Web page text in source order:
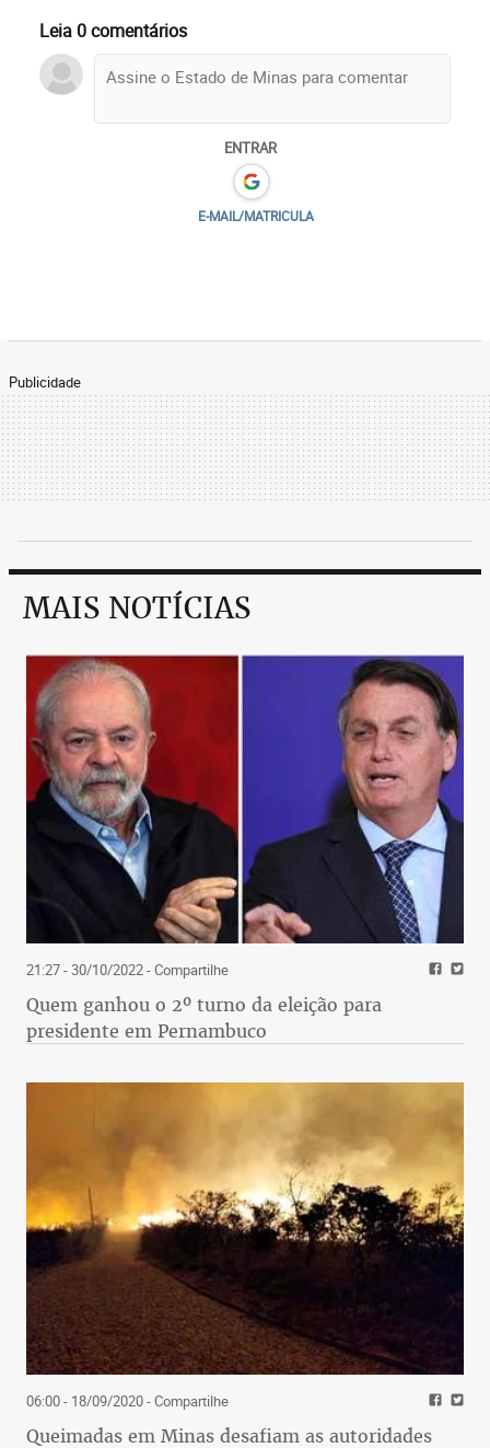
Leia 0 comentários
ENTRAR
E-MAIL/MATRICULA
Publicidade
MAIS NOTÍCIAS
21:27 - 30/10/2022- Compartilhe
Quem ganhou o 2º turno da eleição para
presidente em Pernambuco
06:00 - 18/09/2020- Compartilhe
Queimadas em Minas desafiam as autoridades